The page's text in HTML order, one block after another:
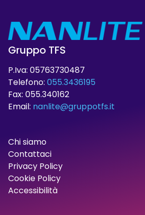
Gruppo TFS
P.Iva: 05763730487
Telefono: 055.3436195
Fax: 055.340162
Email: nanlite@gruppotfs.it
Chi siamo
Contattaci
Privacy Policy
Cookie Policy
Accessibilità